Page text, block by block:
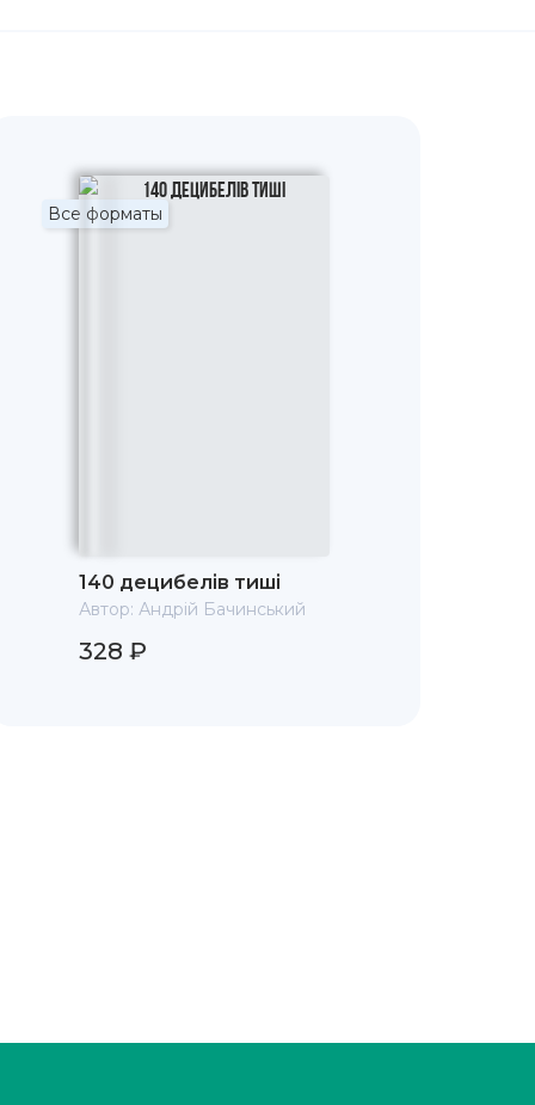
Все форматы
140 децибелів тиші
Автор: Андрій Бачинський
328 ₽